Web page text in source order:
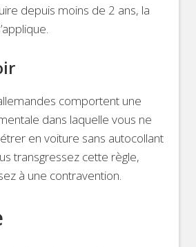
depuis moins de 2 ans, la
comportent une
dans laquelle vous ne
en voiture sans autocollant
transgressez cette règle,
à une contravention.